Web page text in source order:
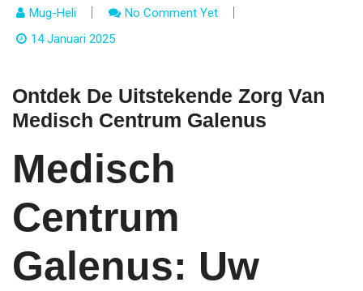
Mug-Heli
No Comment Yet
14 Januari 2025
Ontdek De Uitstekende Zorg Van
Medisch Centrum Galenus
Medisch
Centrum
Galenus: Uw